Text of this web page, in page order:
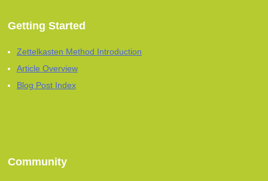
Getting Started
Zettelkasten Method Introduction
Article Overview
Blog Post Index
Community